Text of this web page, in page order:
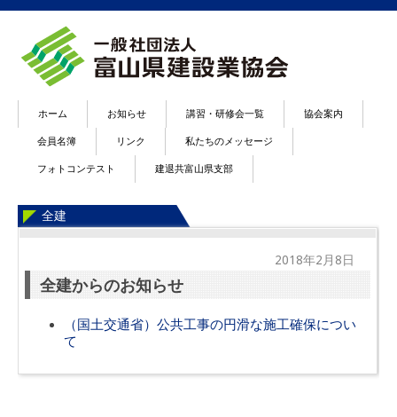
ホーム お知らせ 講習・研修会一覧 協会案内
会員名簿 リンク 私たちのメッセージ
フォトコンテスト 建退共富山県支部
全建
2018年2月8日
全建からのお知らせ
（国土交通省）公共工事の円滑な施工確保につい
て